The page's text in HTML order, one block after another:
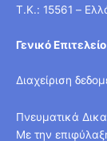
T.K.: 15561 –
Γενικό
Διαχείριση
Πνευματικά
Με την